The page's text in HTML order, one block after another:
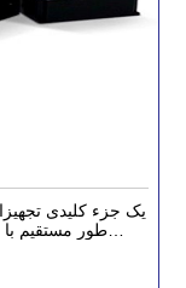
طور مستقیم